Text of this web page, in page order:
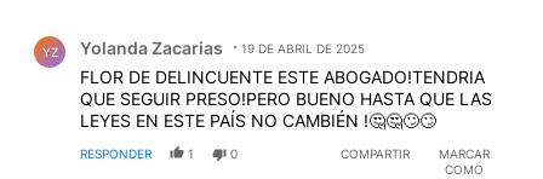
YZ Yolanda Zacarias 19 DE ABRIL DE 2025
FLOR DE DELINCUENTE ESTE ABOGADO!TENDRIA
QUE SEGUIR PRESO!PERO BUENO HASTA QUE LAS
LEYES EN ESTE PAÍS NO CAMBIÉN !🤔🤔🙄🙄
RESPONDER 1 0 COMPARTIR
MARCAR
COMO